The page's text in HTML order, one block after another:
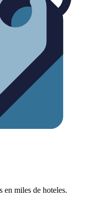
en miles de hoteles.